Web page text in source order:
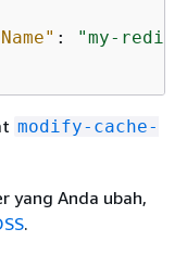
:
"my-
modify-cache-
yang Anda ubah,
.